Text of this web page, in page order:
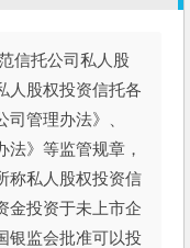
托公司私人股
人股权投资信托各
管理办法》、
法》等监管规章，
私人股权投资信
金投资于未上市企
银监会批准可以投